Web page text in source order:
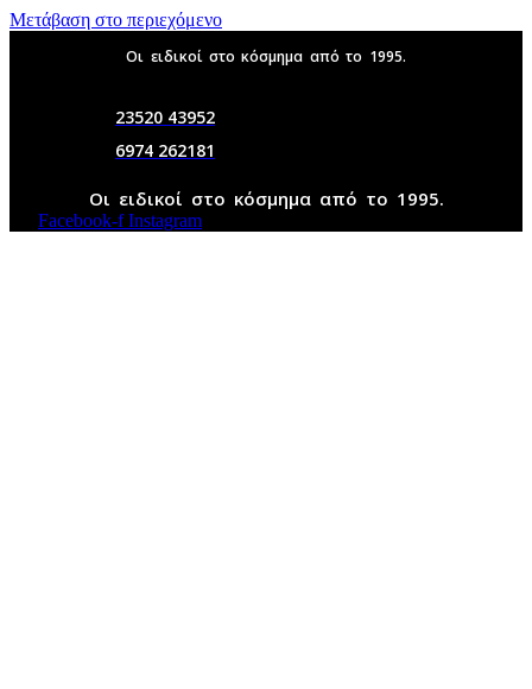
Μετάβαση στο περιεχόμενο
Οι ειδικοί στο κόσμημα από το 1995.
23520 43952
6974 262181
Οι ειδικοί στο κόσμημα από το 1995.
Facebook-f Instagram